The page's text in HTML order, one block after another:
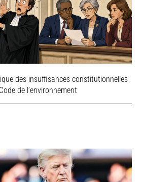
des insuffisances constitutionnelles
de l’environnement